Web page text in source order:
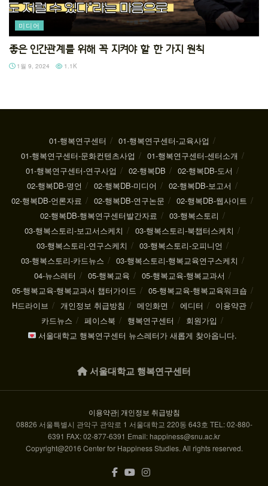
미디어
좋은 인간관계를 위해 꼭 지켜야 할 한 가지 원칙
1월 9, 2024 1.1K
01-행복연구센터
01-행복연구센터-교육사업
01-행복연구센터-문화컨텐츠사업
01-행복연구센터-센터소개
01-행복연구센터-연구사업
02-행복DB
02-행복DB-도서
02-행복DB-명언
02-행복DB-미디어
02-행복DB-보고서
02-행복DB-언론자료
02-행복DB-연구논문
02-행복DB-웹사이트
02-행복DB-행복연구센터발간자료
03-행복스토리
03-행복스토리-보고서스케치
03-행복스토리-북챕터스케치
03-행복스토리-연구스케치
03-행복스토리-오피니언
03-행복스토리-카드뉴스
03-행복스토리-행복교육연구스케치
04-뉴스레터
05-행복교육
05-행복교육-행복교과서
05-행복교육-행복교과서 챕터가이드
05-행복교육-행복교육워크숍
H드라이브
개인정보 취급방침 메인화면 에디터
이용약관
카드뉴스
페이스북 행복연구센터
회원가입
서울대학교 행복연구센터 뉴스레터가 새롭게 찾아옵니다.
서울대학교 행복연구센터
이용약관| 개인정보 취급방침
08826 서울특별시 관악구 관악로 1 서울대학교 220동 643호 TEL: 02-880-
6391 FAX: 02-877-6391 Email: happiness@snu.ac.kr
Copyright@2016 Center for Happiness Studies. All rights reserved.